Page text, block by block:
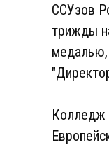
ССУзов
трижды
Колледж